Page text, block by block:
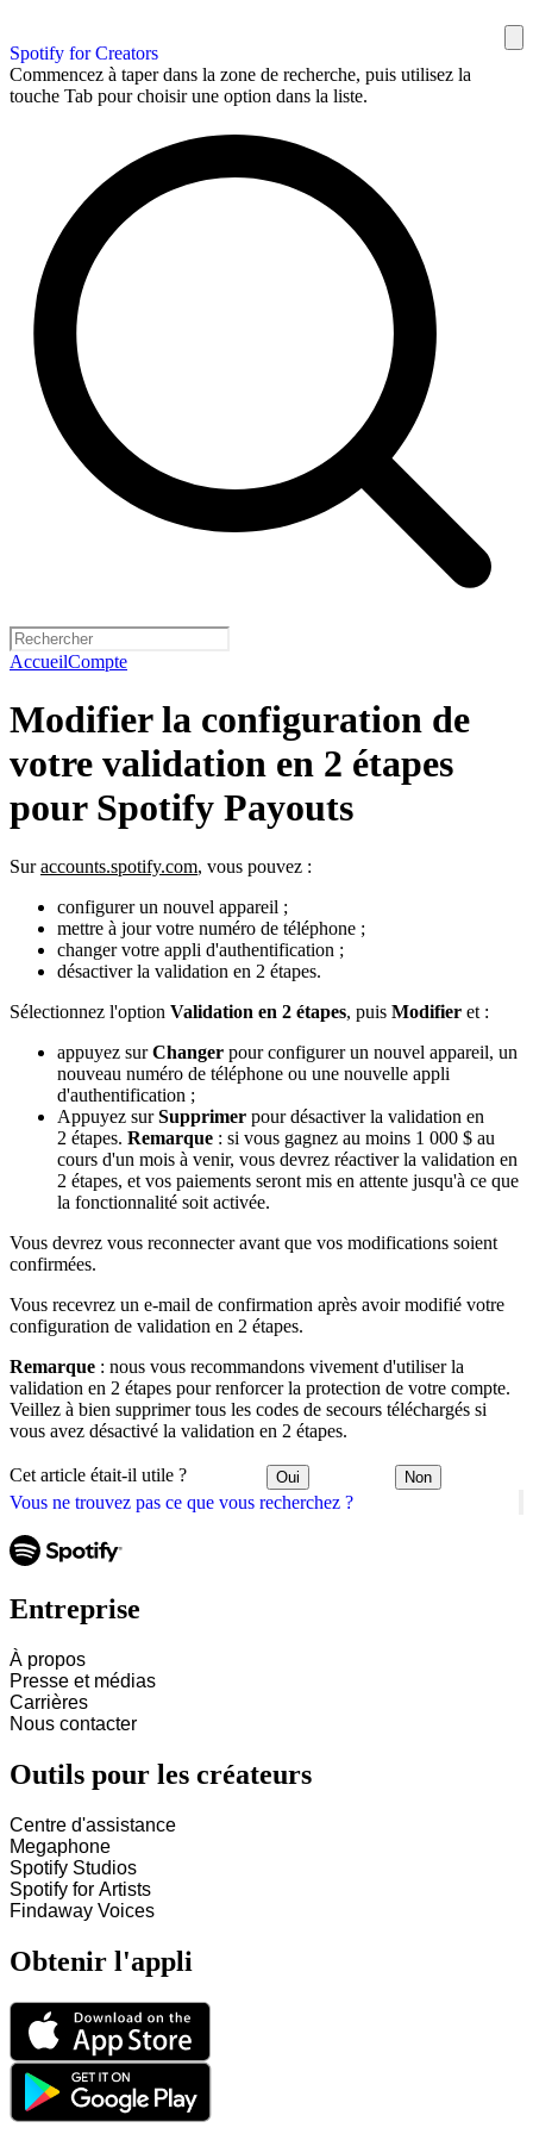
Spotify for Creators
Commencez à taper dans la zone de recherche, puis utilisez la
touche Tab pour choisir une option dans la liste.
AccueilCompte
Vous ne trouvez pas ce que vous recherchez ?
Modifier la configuration de
votre validation en 2 étapes
pour Spotify Payouts
Suraccounts.spotify.com, vous pouvez :
configurer un nouvel appareil ;
mettre à jour votre numéro de téléphone ;
changer votre appli d'authentification ;
désactiver la validation en 2 étapes.
Sélectionnez l'option Validation en 2 étapes, puis Modifier et :
appuyez surChanger pour configurer un nouvel appareil, un
nouveau numéro de téléphone ou une nouvelle appli
d'authentification ;
Appuyez surSupprimer pour désactiver la validation en
2 étapes. Remarque : si vous gagnez au moins 1 000 $ au
cours d'un mois à venir, vous devrez réactiver la validation en
2 étapes, et vos paiements seront mis en attente jusqu'à ce que
la fonctionnalité soit activée.
Vous devrez vous reconnecter avant que vos modifications soient
confirmées.
Vous recevrez un e-mail de confirmation après avoir modifié votre
configuration de validation en 2 étapes.
Remarque : nous vous recommandons vivement d'utiliser la
validation en 2 étapes pour renforcer la protection de votre compte.
Veillez à bien supprimer tous les codes de secours téléchargés si
vous avez désactivé la validation en 2 étapes.
Cet article était-il utile ? Oui Non
Entreprise
À propos
Presse et médias
Carrières
Nous contacter
Outils pour les créateurs
Centre d'assistance
Megaphone
Spotify Studios
Spotify for Artists
Findaway Voices
Obtenir l'appli